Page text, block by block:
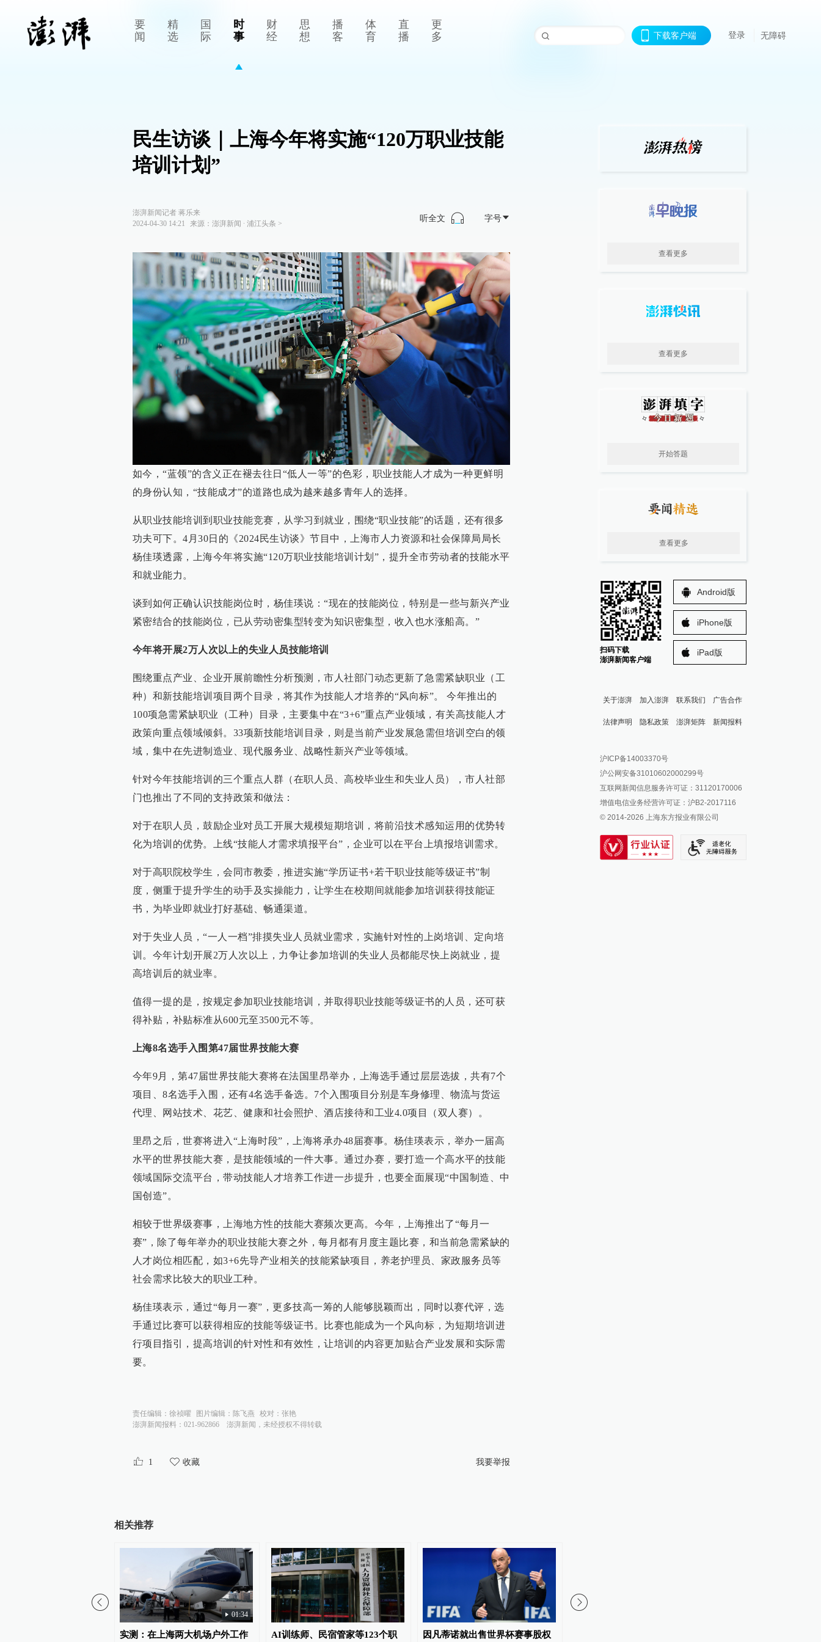
要
闻
精
选
国
际
时
事
财
经
思
想
播
客
体
育
直
播
更
多
下载客户端 登录 无障碍
民生访谈｜上海今年将实施“120万职业技能
培训计划”
澎湃新闻记者 蒋乐来
2024-04-30 14:21
来源： 澎湃新闻 ∙ 浦江头条 >
听全文 字号
如今，“蓝领”的含义正在褪去往日“低人一等”的色彩，职业技能人才成为一种更鲜明
的身份认知，“技能成才”的道路也成为越来越多青年人的选择。
从职业技能培训到职业技能竞赛，从学习到就业，围绕“职业技能”的话题，还有很多
功夫可下。4月30日的《2024民生访谈》节目中，上海市人力资源和社会保障局局长
杨佳瑛透露，上海今年将实施“120万职业技能培训计划”，提升全市劳动者的技能水平
和就业能力。
谈到如何正确认识技能岗位时，杨佳瑛说：“现在的技能岗位，特别是一些与新兴产业
紧密结合的技能岗位，已从劳动密集型转变为知识密集型，收入也水涨船高。”
今年将开展2万人次以上的失业人员技能培训
围绕重点产业、企业开展前瞻性分析预测，市人社部门动态更新了急需紧缺职业（工
种）和新技能培训项目两个目录，将其作为技能人才培养的“风向标”。 今年推出的
100项急需紧缺职业（工种）目录，主要集中在“3+6”重点产业领域，有关高技能人才
政策向重点领域倾斜。33项新技能培训目录，则是当前产业发展急需但培训空白的领
域，集中在先进制造业、现代服务业、战略性新兴产业等领域。
针对今年技能培训的三个重点人群（在职人员、高校毕业生和失业人员），市人社部
门也推出了不同的支持政策和做法：
对于在职人员，鼓励企业对员工开展大规模短期培训，将前沿技术感知运用的优势转
化为培训的优势。上线“技能人才需求填报平台”，企业可以在平台上填报培训需求。
对于高职院校学生，会同市教委，推进实施“学历证书+若干职业技能等级证书”制
度，侧重于提升学生的动手及实操能力，让学生在校期间就能参加培训获得技能证
书，为毕业即就业打好基础、畅通渠道。
对于失业人员，“一人一档”排摸失业人员就业需求，实施针对性的上岗培训、定向培
训。今年计划开展2万人次以上，力争让参加培训的失业人员都能尽快上岗就业，提
高培训后的就业率。
值得一提的是，按规定参加职业技能培训，并取得职业技能等级证书的人员，还可获
得补贴，补贴标准从600元至3500元不等。
上海8名选手入围第47届世界技能大赛
今年9月，第47届世界技能大赛将在法国里昂举办，上海选手通过层层选拔，共有7个
项目、8名选手入围，还有4名选手备选。7个入围项目分别是车身修理、物流与货运
代理、网站技术、花艺、健康和社会照护、酒店接待和工业4.0项目（双人赛）。
里昂之后，世赛将进入“上海时段”，上海将承办48届赛事。杨佳瑛表示，举办一届高
水平的世界技能大赛，是技能领域的一件大事。通过办赛，要打造一个高水平的技能
领域国际交流平台，带动技能人才培养工作进一步提升，也要全面展现“中国制造、中
国创造”。
相较于世界级赛事，上海地方性的技能大赛频次更高。今年，上海推出了“每月一
赛”，除了每年举办的职业技能大赛之外，每月都有月度主题比赛，和当前急需紧缺的
人才岗位相匹配，如3+6先导产业相关的技能紧缺项目，养老护理员、家政服务员等
社会需求比较大的职业工种。
杨佳瑛表示，通过“每月一赛”，更多技高一筹的人能够脱颖而出，同时以赛代评，选
手通过比赛可以获得相应的技能等级证书。比赛也能成为一个风向标，为短期培训进
行项目指引，提高培训的针对性和有效性，让培训的内容更加贴合产业发展和实际需
要。
责任编辑： 徐祯曜 图片编辑： 陈飞燕 校对： 张艳
澎湃新闻报料：021-962866
澎湃新闻，未经授权不得转载
1 收藏 我要举报
相关推荐
01:34
实测：在上海两大机场户外工作
AI训练师、民宿管家等123个职
因凡蒂诺就出售世界杯赛事股权
查看更多
查看更多
开始答题
查看更多
扫码下载
澎湃新闻客户端
Android版
iPhone版
iPad版
关于澎湃 加入澎湃 联系我们 广告合作
法律声明 隐私政策 澎湃矩阵
澎湃新闻公众号
澎湃新闻抖音号
派生万物开放平台
IP SHANGHAI
SIXTH TONE
新闻报料
报料邮箱: news@thepaper.cn
沪ICP备14003370号
沪公网安备31010602000299号
互联网新闻信息服务许可证：31120170006
增值电信业务经营许可证：沪B2-2017116
© 2014-2026 上海东方报业有限公司